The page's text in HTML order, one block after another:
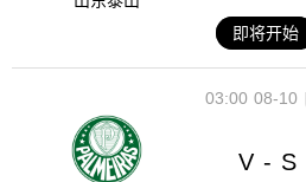
即将开始
08-10
03:00
V - S